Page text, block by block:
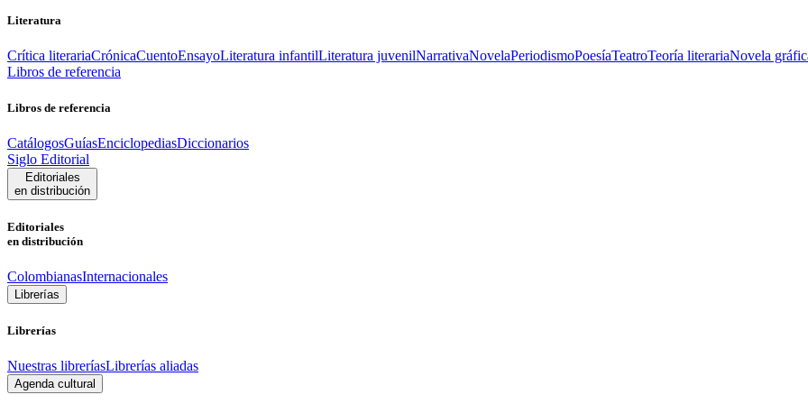
Literatura
Crítica literariaCrónicaCuentoEnsayoLiteratura infantilLiteratura juvenilNarrativaNovelaPeriodismoPoesíaTeatroTeoría literariaNovela
Libros de referencia
Libros de referencia
CatálogosGuíasEnciclopediasDiccionarios
Siglo Editorial
Editoriales
en distribución
Editoriales
en distribución
ColombianasInternacionales
Librerías
Librerías
Nuestras libreríasLibrerías aliadas
Agenda cultural